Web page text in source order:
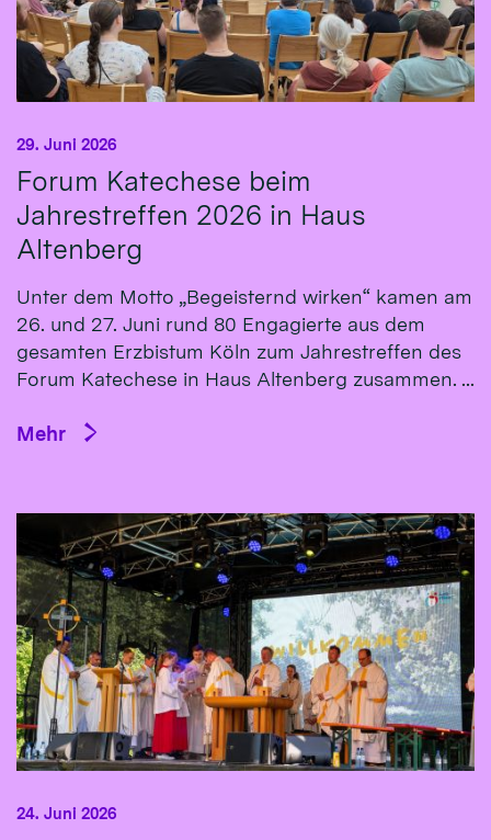
Forum Katechese beim
Jahrestreffen 2026 in Haus
Altenberg
29. Juni 2026
Unter dem Motto „Begeisternd wirken“ kamen am
26. und 27. Juni rund 80 Engagierte aus dem
gesamten Erzbistum Köln zum Jahrestreffen des
Forum Katechese in Haus Altenberg zusammen. ...
Mehr
24. Juni 2026